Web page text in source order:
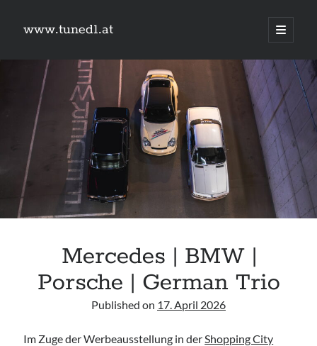
www.tuned1.at
öffnen
Sidebar
Was suchst du?
Suchen
Kategorien
#schreischwein
TuningSzeneGraz
Mercedes | BMW |
Porsche | German Trio
Published on 17. April 2026
Im Zuge der Werbeausstellung in derShopping City